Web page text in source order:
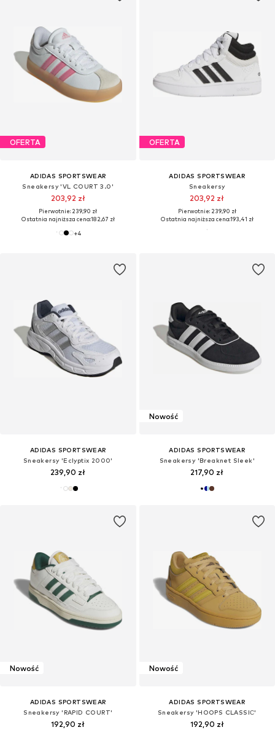
OFERTA
ADIDAS SPORTSWEAR
Sneakersy 'VL COURT 3.0'
203,92 zł
Pierwotnie: 239,90 zł
Ostatnia najniższa cena:182,67 zł
+4
OFERTA
ADIDAS SPORTSWEAR
Sneakersy
203,92 zł
Pierwotnie: 239,90 zł
Ostatnia najniższa cena:193,41 zł
ADIDAS SPORTSWEAR
Sneakersy 'Eclyptix 2000'
239,90 zł
Nowość
ADIDAS SPORTSWEAR
Sneakersy 'Breaknet Sleek'
217,90 zł
Nowość
ADIDAS SPORTSWEAR
Sneakersy 'RAPID COURT'
192,90 zł
Nowość
ADIDAS SPORTSWEAR
Sneakersy 'HOOPS CLASSIС'
192,90 zł